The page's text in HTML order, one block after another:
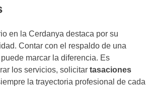
en la Cerdanya destaca por su
Contar con el respaldo de una
marcar la diferencia. Es
los servicios, solicitar tasaciones
la trayectoria profesional de cada